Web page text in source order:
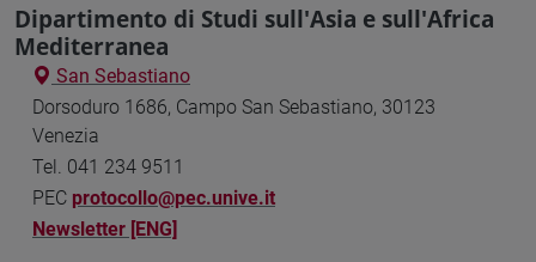
Dipartimento di Studi sull'Asia e sull'Africa
Mediterranea
San Sebastiano
Dorsoduro 1686, Campo San Sebastiano, 30123
Venezia
Tel. 041 234 9511
PEC protocollo@pec.unive.it
Newsletter [ENG]